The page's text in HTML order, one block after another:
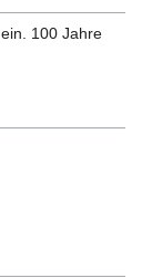
100 Jahre